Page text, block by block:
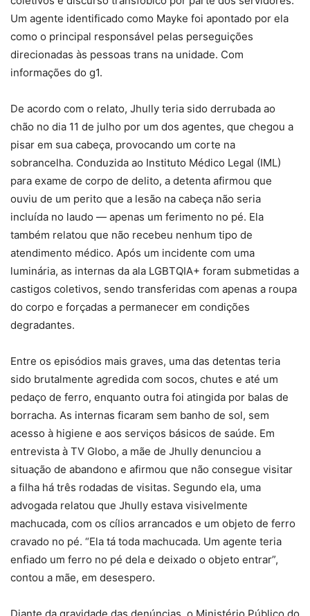
Um agente identificado como Mayke foi apontado por ela
como o principal responsável pelas perseguições
direcionadas às pessoas trans na unidade. Com
informações do g1.
De acordo com o relato, Jhully teria sido derrubada ao
chão no dia 11 de julho por um dos agentes, que chegou a
pisar em sua cabeça, provocando um corte na
sobrancelha. Conduzida ao Instituto Médico Legal (IML)
para exame de corpo de delito, a detenta afirmou que
ouviu de um perito que a lesão na cabeça não seria
incluída no laudo — apenas um ferimento no pé. Ela
também relatou que não recebeu nenhum tipo de
atendimento médico. Após um incidente com uma
luminária, as internas da ala LGBTQIA+ foram submetidas a
castigos coletivos, sendo transferidas com apenas a roupa
do corpo e forçadas a permanecer em condições
degradantes.
Entre os episódios mais graves, uma das detentas teria
sido brutalmente agredida com socos, chutes e até um
pedaço de ferro, enquanto outra foi atingida por balas de
borracha. As internas ficaram sem banho de sol, sem
acesso à higiene e aos serviços básicos de saúde. Em
entrevista à TV Globo, a mãe de Jhully denunciou a
situação de abandono e afirmou que não consegue visitar
a filha há três rodadas de visitas. Segundo ela, uma
advogada relatou que Jhully estava visivelmente
machucada, com os cílios arrancados e um objeto de ferro
cravado no pé. “Ela tá toda machucada. Um agente teria
enfiado um ferro no pé dela e deixado o objeto entrar”,
contou a mãe, em desespero.